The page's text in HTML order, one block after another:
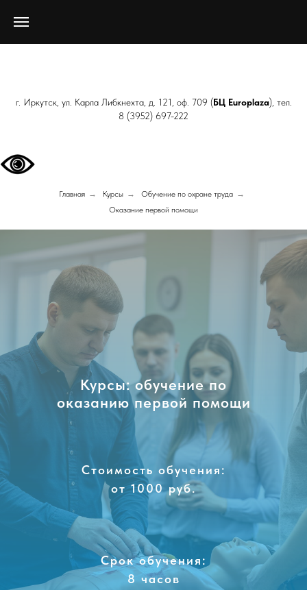
г. Иркутск, ул. Карла Либкнехта, д. 121, оф. 709 (БЦ Europlaza), тел.
8 (3952) 697-222
Главная → Курсы → Обучение по охране труда →
Оказание первой помощи
Курсы: обучение по
оказанию первой помощи
Срок обучения:
8 часов
Стоимость обучения:
от 1000 руб.